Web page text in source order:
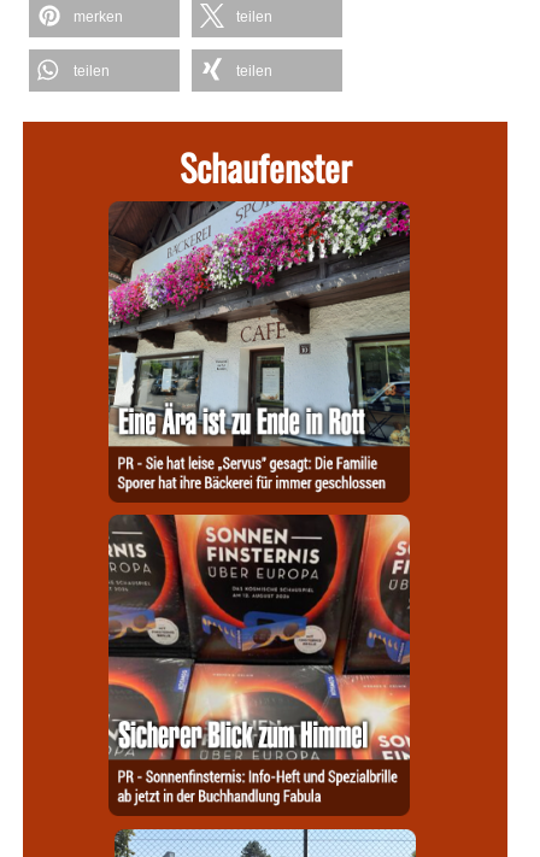
merken teilen
teilen teilen
Schaufenster